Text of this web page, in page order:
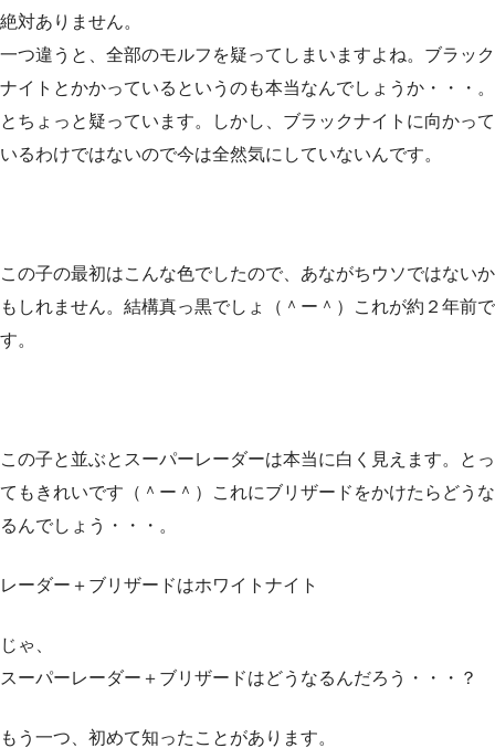
絶対ありません。
一つ違うと、全部のモルフを疑ってしまいますよね。ブラック
ナイトとかかっているというのも本当なんでしょうか・・・。
とちょっと疑っています。しかし、ブラックナイトに向かって
いるわけではないので今は全然気にしていないんです。
この子の最初はこんな色でしたので、あながちウソではないか
もしれません。結構真っ黒でしょ（＾ー＾）これが約２年前で
す。
この子と並ぶとスーパーレーダーは本当に白く見えます。とっ
てもきれいです（＾ー＾）これにブリザードをかけたらどうな
るんでしょう・・・。
レーダー＋ブリザードはホワイトナイト
じゃ、
スーパーレーダー＋ブリザードはどうなるんだろう・・・？
もう一つ、初めて知ったことがあります。